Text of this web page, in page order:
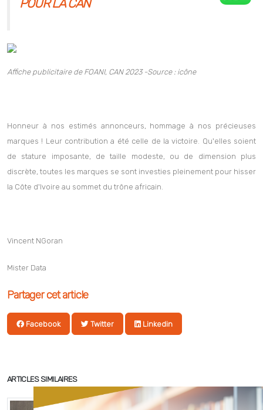
POUR LA CAN
Affiche publicitaire de FOANI, CAN 2023 -Source : icône
Honneur à nos estimés annonceurs, hommage à nos précieuses
marques ! Leur contribution a été celle de la victoire. Qu'elles soient
de stature imposante, de taille modeste, ou de dimension plus
discrète, toutes les marques se sont investies pleinement pour hisser
la Côte d'Ivoire au sommet du trône africain.
Vincent NGoran
Mister Data
Partager cet article
Facebook Twitter Linkedin
ARTICLES SIMILAIRES
2026-05-16